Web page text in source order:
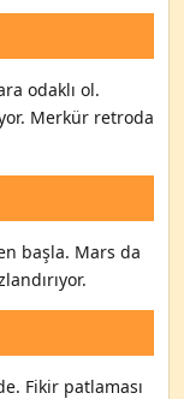
odaklı ol.
Merkür retroda
başla. Mars da
Fikir patlaması